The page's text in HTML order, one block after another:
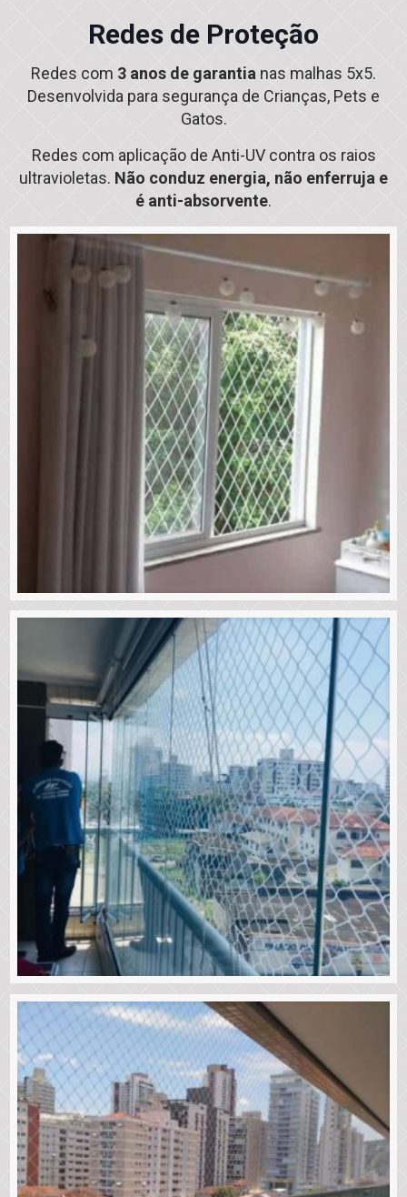
Redes de Proteção
Redes com 3 anos de garantia nas malhas 5x5.
Desenvolvida para segurança de Crianças, Pets e
Gatos.
Redes com aplicação de Anti-UV contra os raios
ultravioletas. Não conduz energia, não enferruja e
é anti-absorvente.